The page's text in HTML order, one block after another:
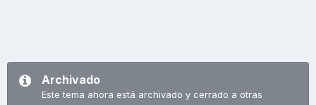
Archivado
Este tema ahora está archivado y cerrado a otras